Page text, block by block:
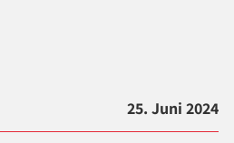
25. Juni 2024